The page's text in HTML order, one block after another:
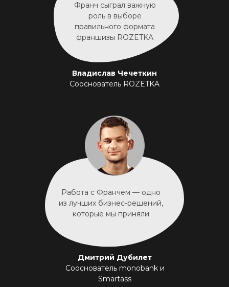
Франч сыграл важную
роль в выборе
правильного формата
франшизы ROZETKA
Владислав Чечеткин
Сооснователь ROZETKA
Дмитрий Дубилет
Сооснователь monobank и
Smartass
Работа с Франчем — одно
из лучших бизнес-решений,
которые мы приняли